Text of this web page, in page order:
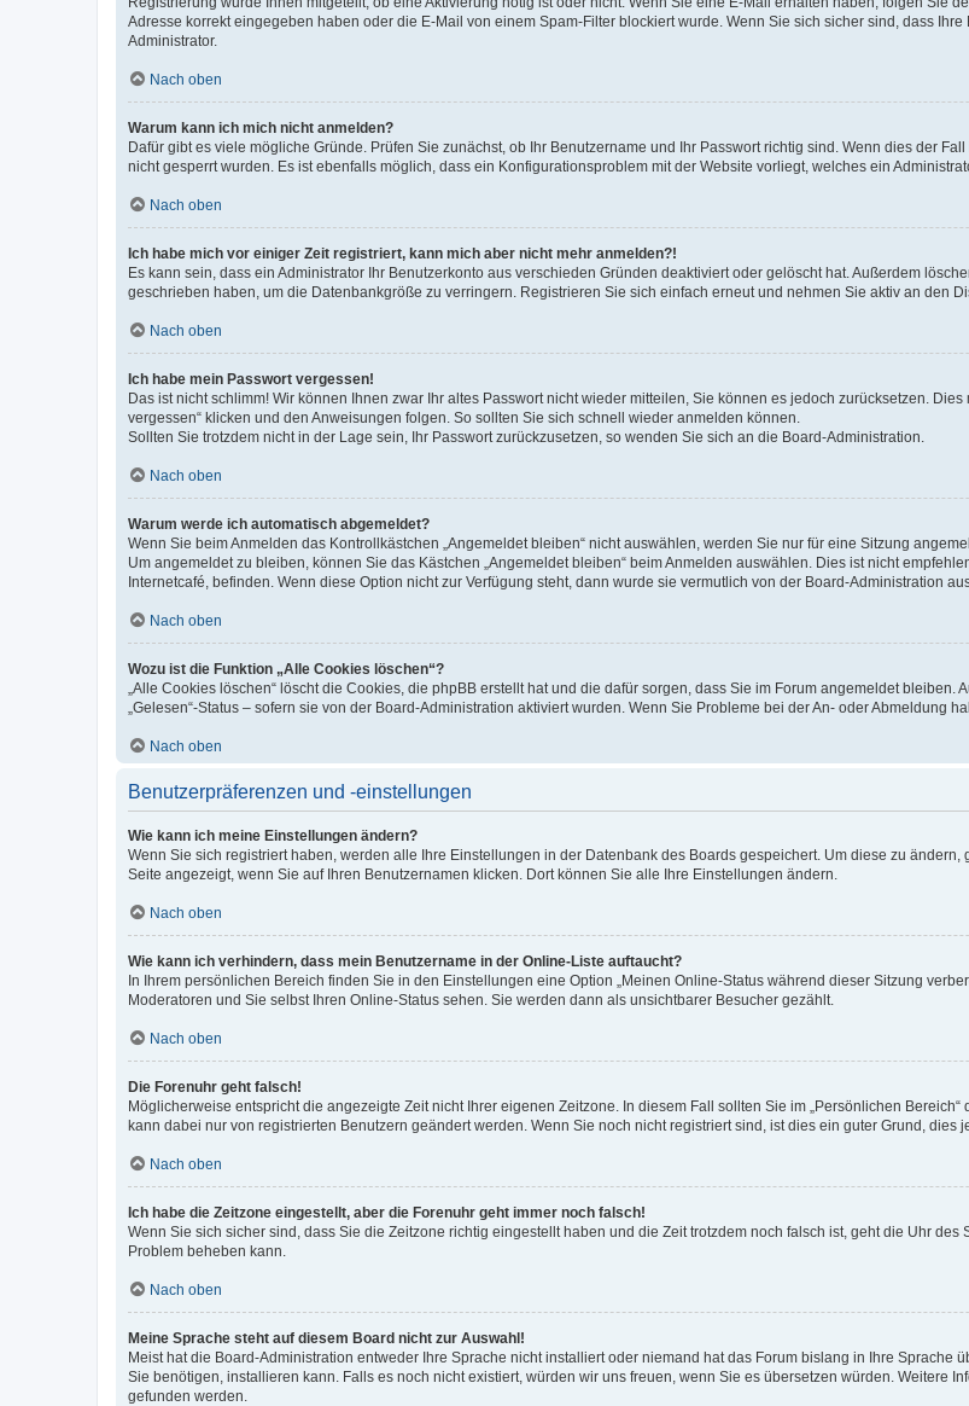
Adresse korrekt eingegeben haben oder die E-Mail von einem Spam-Filter blockiert wurde. Wenn Sie sich sicher sind, dass
Administrator.
Nach oben
Warum kann ich mich nicht anmelden?
Dafür gibt es viele mögliche Gründe. Prüfen Sie zunächst, ob Ihr Benutzername und Ihr Passwort richtig sind. Wenn dies der
nicht gesperrt wurden. Es ist ebenfalls möglich, dass ein Konfigurationsproblem mit der Website vorliegt, welches ein
Nach oben
Ich habe mich vor einiger Zeit registriert, kann mich aber nicht mehr anmelden?!
Es kann sein, dass ein Administrator Ihr Benutzerkonto aus verschieden Gründen deaktiviert oder gelöscht hat. Außerdem
geschrieben haben, um die Datenbankgröße zu verringern. Registrieren Sie sich einfach erneut und nehmen Sie aktiv an den
Nach oben
Ich habe mein Passwort vergessen!
Das ist nicht schlimm! Wir können Ihnen zwar Ihr altes Passwort nicht wieder mitteilen, Sie können es jedoch zurücksetzen.
vergessen“ klicken und den Anweisungen folgen. So sollten Sie sich schnell wieder anmelden können.
Sollten Sie trotzdem nicht in der Lage sein, Ihr Passwort zurückzusetzen, so wenden Sie sich an die Board-Administration.
Nach oben
Warum werde ich automatisch abgemeldet?
Wenn Sie beim Anmelden das Kontrollkästchen „Angemeldet bleiben“ nicht auswählen, werden Sie nur für eine Sitzung
Um angemeldet zu bleiben, können Sie das Kästchen „Angemeldet bleiben“ beim Anmelden auswählen. Dies ist nicht
Internetcafé, befinden. Wenn diese Option nicht zur Verfügung steht, dann wurde sie vermutlich von der Board-Administration
Nach oben
Wozu ist die Funktion „Alle Cookies löschen“?
„Alle Cookies löschen“ löscht die Cookies, die phpBB erstellt hat und die dafür sorgen, dass Sie im Forum angemeldet
„Gelesen“-Status – sofern sie von der Board-Administration aktiviert wurden. Wenn Sie Probleme bei der An- oder Abmeldung
Nach oben
Benutzerpräferenzen und -einstellungen
Wie kann ich meine Einstellungen ändern?
Wenn Sie sich registriert haben, werden alle Ihre Einstellungen in der Datenbank des Boards gespeichert. Um diese zu
Seite angezeigt, wenn Sie auf Ihren Benutzernamen klicken. Dort können Sie alle Ihre Einstellungen ändern.
Nach oben
Wie kann ich verhindern, dass mein Benutzername in der Online-Liste auftaucht?
In Ihrem persönlichen Bereich finden Sie in den Einstellungen eine Option „Meinen Online-Status während dieser Sitzung
Moderatoren und Sie selbst Ihren Online-Status sehen. Sie werden dann als unsichtbarer Besucher gezählt.
Nach oben
Die Forenuhr geht falsch!
Möglicherweise entspricht die angezeigte Zeit nicht Ihrer eigenen Zeitzone. In diesem Fall sollten Sie im „Persönlichen
kann dabei nur von registrierten Benutzern geändert werden. Wenn Sie noch nicht registriert sind, ist dies ein guter Grund, dies
Nach oben
Ich habe die Zeitzone eingestellt, aber die Forenuhr geht immer noch falsch!
Wenn Sie sich sicher sind, dass Sie die Zeitzone richtig eingestellt haben und die Zeit trotzdem noch falsch ist, geht die Uhr
Problem beheben kann.
Nach oben
Meine Sprache steht auf diesem Board nicht zur Auswahl!
Meist hat die Board-Administration entweder Ihre Sprache nicht installiert oder niemand hat das Forum bislang in Ihre Sprache
Sie benötigen, installieren kann. Falls es noch nicht existiert, würden wir uns freuen, wenn Sie es übersetzen würden. Weitere
gefunden werden.